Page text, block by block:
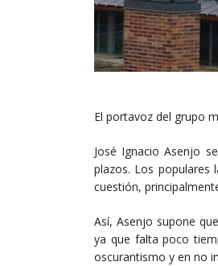
El portavoz del grupo
José Ignacio Asenjo
plazos. Los populares
cuestión,
Así, Asenjo supone
ya que falta poco
oscurantismo y en no